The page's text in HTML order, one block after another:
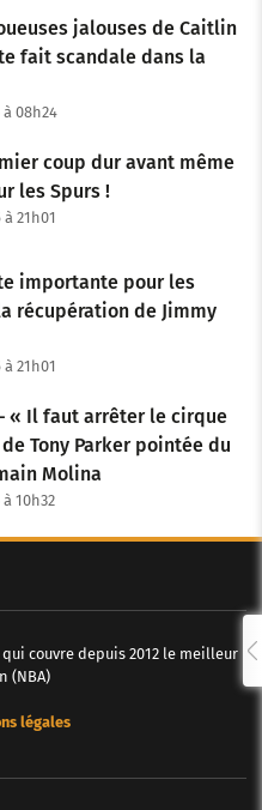
jalouses de Caitlin
fait scandale dans la
08h24
coup dur avant même
les Spurs !
21h01
importante pour les
récupération de Jimmy
21h01
« Il faut arrêter le cirque
Tony Parker pointée du
Molina
10h32
couvre depuis 2012 le meilleur
(NBA)
légales